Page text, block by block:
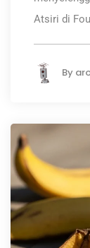
Atsiri di
By